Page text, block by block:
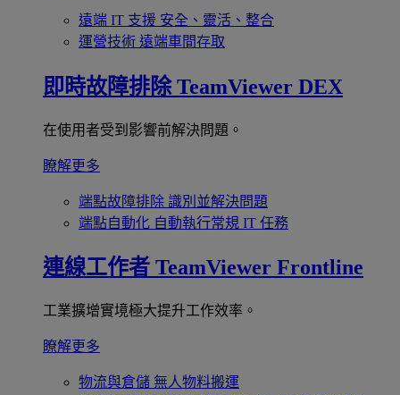
遠端 IT 支援 安全、靈活、整合
運營技術 遠端車間存取
即時故障排除 TeamViewer DEX
在使用者受到影響前解決問題。
瞭解更多
端點故障排除 識別並解決問題
端點自動化 自動執行常規 IT 任務
連線工作者 TeamViewer Frontline
工業擴增實境極大提升工作效率。
瞭解更多
物流與倉儲 無人物料搬運